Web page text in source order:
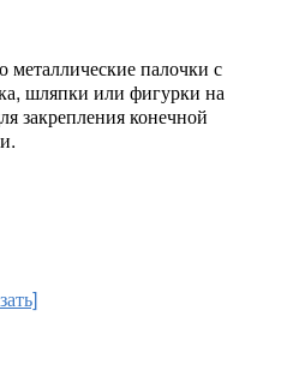
палочки с
шляпки или фигурки на
закрепления конечной
: